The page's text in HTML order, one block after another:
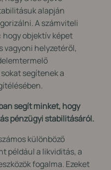
alapján
A számviteli
objektív képet
vagyoni helyzetéről,
segítenek a
segít minket, hogy
pénzügyi stabilitásáról.
különböző
például a likviditás, a
fogalma. Ezeket